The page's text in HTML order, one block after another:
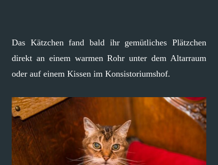
Das Kätzchen fand bald ihr gemütliches Plätzchen
direkt an einem warmen Rohr unter dem Altarraum
oder auf einem Kissen im Konsistoriumshof.